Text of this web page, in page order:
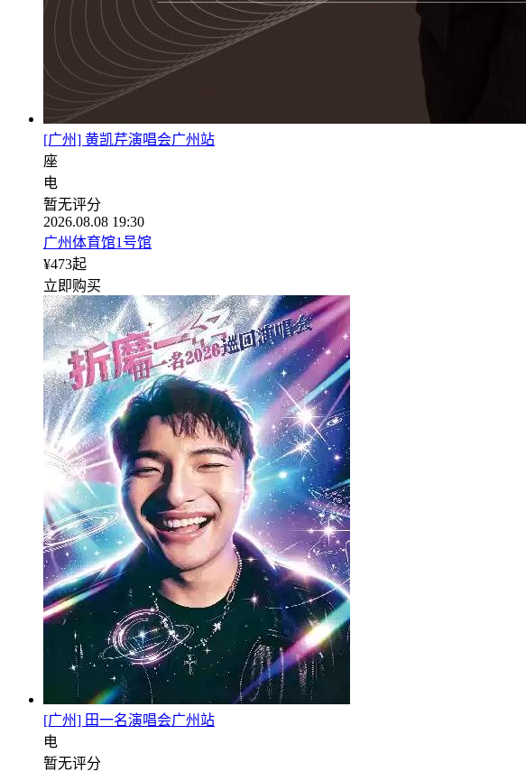
[广州] 黄凯芹演唱会广州站
座
电
暂无评分
2026.08.08 19:30
广州体育馆1号馆
¥473起
立即购买
[广州] 田一名演唱会广州站
电
暂无评分